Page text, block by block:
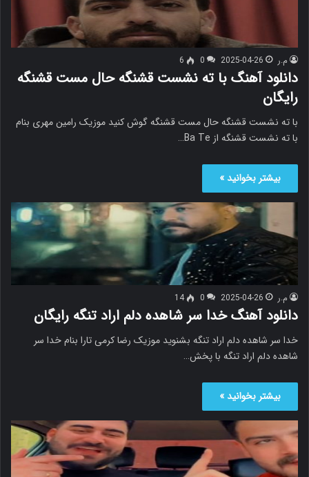
م.ر 2025-04-26
0
6
دانلود آهنگ با ته نشست قشنگه حال مست قشنگه
رایگان
با ته نشست قشنگه حال مست قشنگه گوش کنید موزیک رامین مهری بنام
با ته نشست قشنگه از Ba Te…
بیشتر بخوانید »
م.ر 2025-04-26
0
14
دانلود آهنگ خدا سر شاهده دلم اراد تنگه رایگان
خدا سر شاهده دلم اراد تنگه بشنوید موزیک رضا کرمی تارا بنام خدا سر
شاهده دلم اراد تنگه با پخش…
بیشتر بخوانید »